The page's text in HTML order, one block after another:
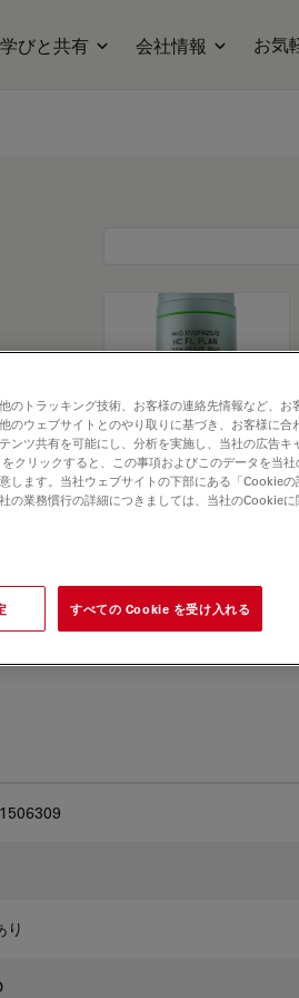
学びと共有 会社情報 お気
り
のトラッキング技術、お客様の連絡先情報など、お
のウェブサイトとのやり取りに基づき、お客様に合
ンツ共有を可能にし、分析を実施し、当社の広告キ
クリックすると、この事項およびこのデータを当社
します。当社ウェブサイトの下部にある「Cookie
の業務慣行の詳細につきましては、当社のCookieに
すべての Cookie を受け入れる